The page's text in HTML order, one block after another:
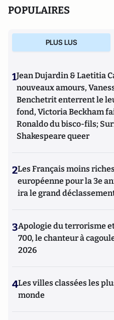
POPULAIRES
PLUS LUS
1Jean Dujardin & Laetitia
nouveaux amours,
Benchetrit enterrent le
fond, Victoria Beckham
Ronaldo du bisco-fils;
Shakespeare queer
2Les Français moins
européenne pour la 3e
ira le grand
3Apologie du terrorisme
700, le chanteur à
2026
4Les villes classées les
monde